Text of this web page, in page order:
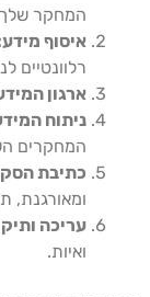
המחקר
איסוף
רלוונטיים
ארגון
ניתוח
המחקרים
כתיבת
ומאורגנת,
עריכה
ואיות.